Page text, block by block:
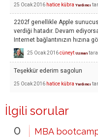
25 Ocak 2016 hatice kübra Yardımcı
2202f genellikle Apple
verdiği hatadır. Devam
Internet bağlantınızın hızına
25 Ocak 2016cüneyt Uzman
Teşekkür ederim sagolun
25 Ocak 2016 hatice kübra Yardımcı
İlgili sorular
0
MBA